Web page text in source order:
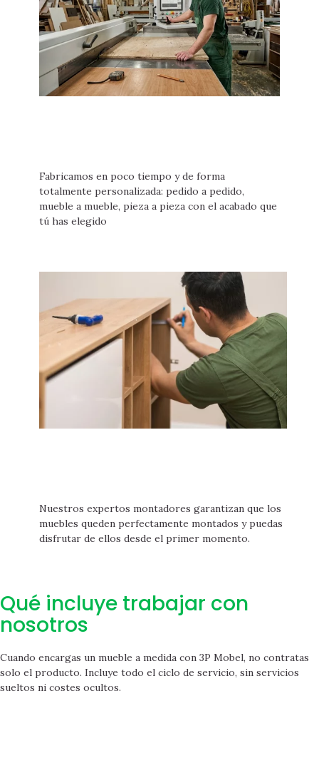
Fabricamos en poco tiempo y de forma
totalmente personalizada: pedido a pedido,
mueble a mueble, pieza a pieza con el acabado que
tú has elegido
Nuestros expertos montadores garantizan que los
muebles queden perfectamente montados y puedas
disfrutar de ellos desde el primer momento.
Qué incluye trabajar con
nosotros
Cuando encargas un mueble a medida con 3P Mobel, no contratas
solo el producto. Incluye todo el ciclo de servicio, sin servicios
sueltos ni costes ocultos.